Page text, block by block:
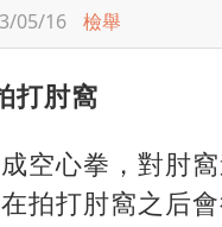
05/16 檢舉
打肘窩
空心拳，對肘
拍打肘窩之后